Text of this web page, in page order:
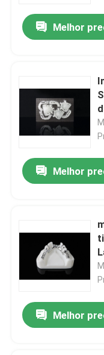
Melhor
Melhor
Melhor